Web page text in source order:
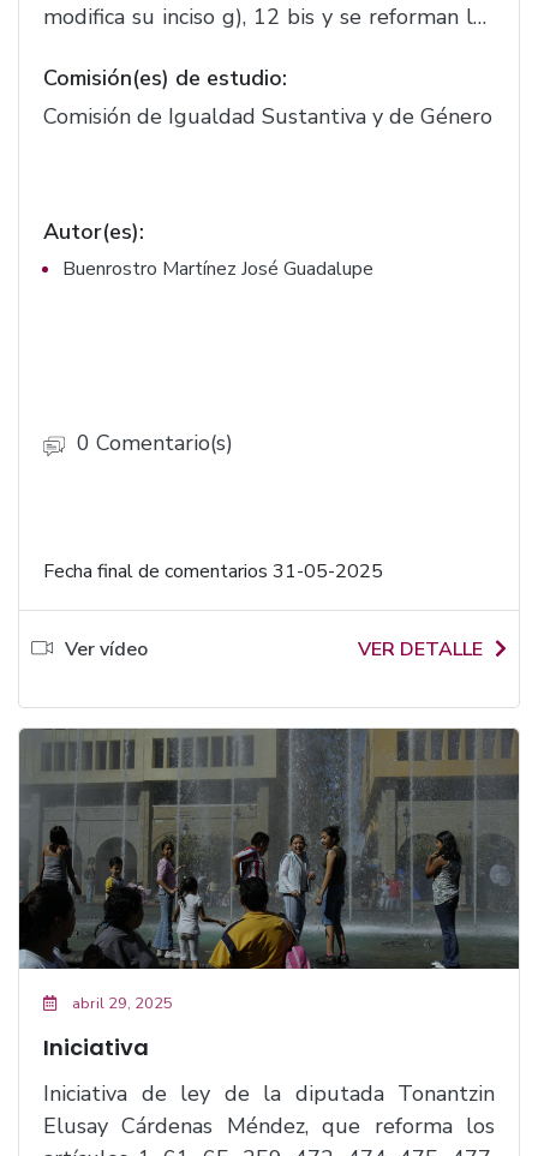
modifica su inciso g), 12 bis y se reforman los
fracciones III y VI, derogando su facción IV de
la Ley Orgánica de la Fiscalía del Estado de
Libre de Violencia del Estado de Jalisco.
(F.1441)
Comisión(es) de estudio:
Comisión de Igualdad Sustantiva y de Género
Autor(es):
Buenrostro Martínez José Guadalupe
0 Comentario(s)
Fecha final de comentarios 31-05-2025
Ver vídeo VER DETALLE
abril 29, 2025
Iniciativa
Iniciativa de ley de la diputada Tonantzin
Elusay Cárdenas Méndez, que reforma los